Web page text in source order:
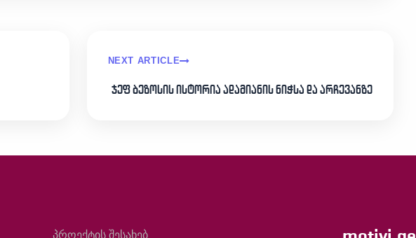
NEXT ARTICLE
ჯეფ ბეზოსის ისტორია ადამიანის ნიჭსა და არჩევანზე
პროექტის შესახებ